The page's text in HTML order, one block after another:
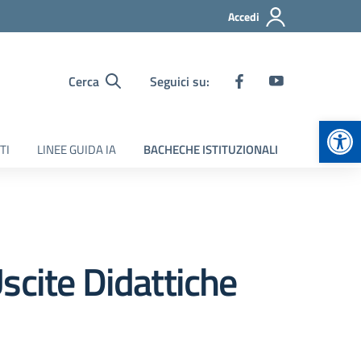
Accedi
Cerca Seguici su:
LINEE GUIDA IA BACHECHE ISTITUZIONALI
Didattiche